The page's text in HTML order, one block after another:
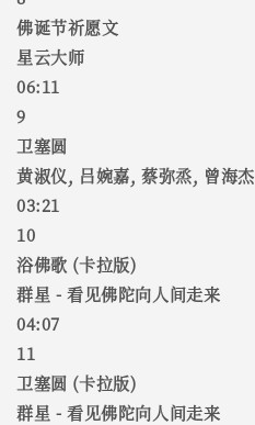
佛诞节祈愿文
星云大师
06:11
9
卫塞圆
黄淑仪, 吕婉嘉, 蔡弥烝, 曾海杰
03:21
10
浴佛歌 (卡拉版)
群星 - 看见佛陀向人间走来
04:07
11
卫塞圆 (卡拉版)
群星 - 看见佛陀向人间走来